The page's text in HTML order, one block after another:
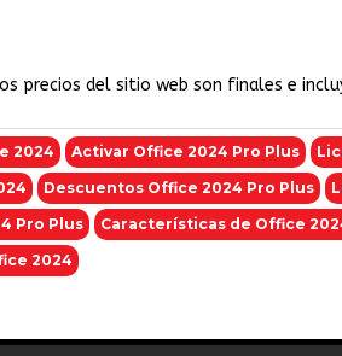
precios del sitio web son finales e
2024 Activar Office 2024 Pro Plus
Descuentos Office 2024 Pro Plus
Pro Plus Características de Office
2024